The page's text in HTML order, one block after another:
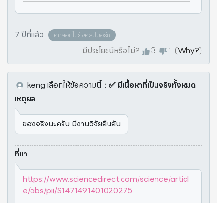
7 ปีที่แล้ว คัดลอกไปยังคลิปบอร์ด
มีประโยชน์หรือไม่? 3 1 (Why?)
keng เลือกให้ข้อความนี้： ✅ มีเนื้อหาที่เป็นจริงทั้งหมด
เหตุผล
ของจริงนะครับ มีงานวิจัยยืนยัน
ที่มา
https://www.sciencedirect.com/science/articl
e/abs/pii/S1471491401020275